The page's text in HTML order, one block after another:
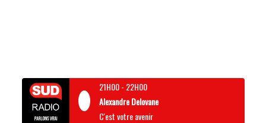
21H00- 22H00
Alexandre Delovane
C'est votre avenir